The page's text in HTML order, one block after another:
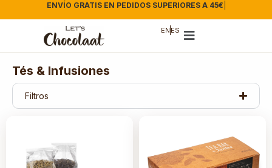
ENVÍO GRATIS EN PEDIDOS SUPERIORES A 45€
EN ES
Tés & Infusiones
Filtros